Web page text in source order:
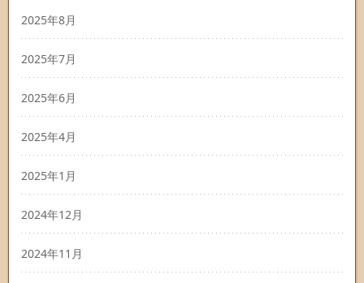
2025年8月
2025年7月
2025年6月
2025年4月
2025年1月
2024年12月
2024年11月